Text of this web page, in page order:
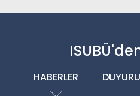
HABERLER